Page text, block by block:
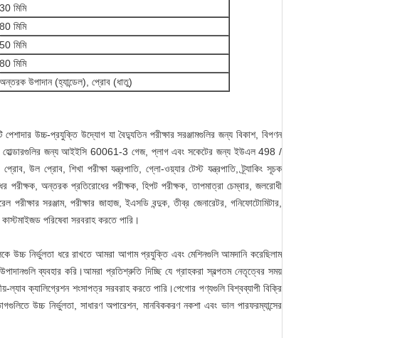
30 মিমি
80 মিমি
50 মিমি
80 মিমি
অন্তরক উপাদান (হ্যান্ডেল), প্রোব (ধাতু)
উচ্চ-প্রযুক্তি উদ্যোগ যা বৈদ্যুতিন পরীক্ষার সরঞ্জামগুলির জন্য বিকাশ, বিপণন
হোল্ডারগুলির জন্য আইইসি 60061-3 গেজ, প্লাগ এবং সকেটের জন্য ইউএল 498 /
প্রোব, শিখা পরীক্ষা যন্ত্রপাতি, গ্লো-ওয়্যার টেস্ট যন্ত্রপাতি, ট্র্যাকিং সূচক
পরীক্ষক, অন্তরক প্রতিরোধের পরীক্ষক, হিপট পরীক্ষক, তাপমাত্রা চেম্বার, জলরোধী
পরীক্ষার সরঞ্জাম, পরীক্ষার জাহাজ, ইএসডি বন্দুক, তীব্র জেনারেটর, গনিফোটোমিটার,
পরিষেবা সরবরাহ করতে পারি।
উচ্চ নির্ভুলতা ধরে রাখতে আমরা আগাম প্রযুক্তি এবং মেশিনগুলি আমদানি করেছিলাম
ব্যবহার করি।আমরা প্রতিশ্রুতি দিচ্ছি যে গ্রাহকরা স্বল্পতম নেতৃত্বের সময়
ক্যালিগ্রেশন শংসাপত্র সরবরাহ করতে পারি।পেগোর পণ্যগুলি বিশ্বব্যাপী বিক্রি
উচ্চ নির্ভুলতা, সাধারণ অপারেশন, মানবিককরণ নকশা এবং ভাল পারফরম্যান্সের